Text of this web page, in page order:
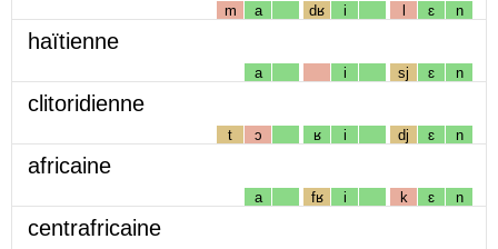
m a dʁ i l ɛ n
haïtienne
a i sj ɛ n
clitoridienne
t ɔ ʁ i dj ɛ n
africaine
a fʁ i k ɛ n
centrafricaine